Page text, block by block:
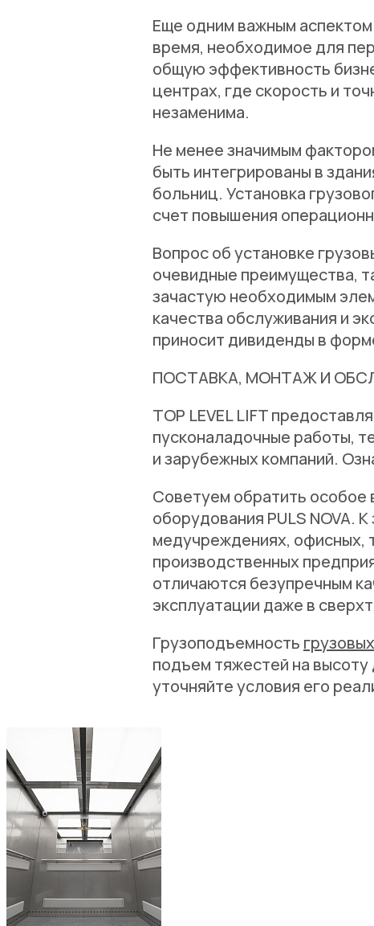
Еще одним важным
время, необходимое для
общую эффективность
центрах, где скорость и
незаменима.
Не менее значимым
быть интегрированы в
больниц. Установка
счет повышения
Вопрос об установке
очевидные преимущества,
зачастую необходимым
качества обслуживания и
приносит дивиденды в
ПОСТАВКА, МОНТАЖ И
TOP LEVEL LIFT
пусконаладочные работы,
и зарубежных компаний.
Советуем обратить особое
оборудования PULS NOVA.
медучреждениях, офисных,
производственных
отличаются безупречным
эксплуатации даже в
Грузоподъемность
подъем тяжестей на
уточняйте условия его